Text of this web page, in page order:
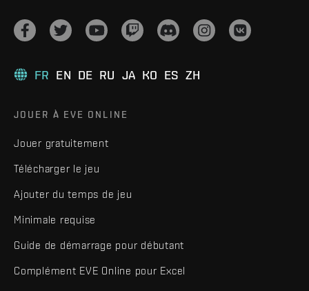
FR EN DE RU JA KO ES ZH
JOUER À EVE ONLINE
Jouer gratuitement
Télécharger le jeu
Ajouter du temps de jeu
Minimale requise
Guide de démarrage pour débutant
Complément EVE Online pour Excel